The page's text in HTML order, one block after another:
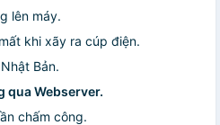
lên máy.
khi xãy ra cúp điện.
Bản.
qua Webserver.
chấm công.